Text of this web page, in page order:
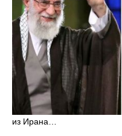
из Ирана…